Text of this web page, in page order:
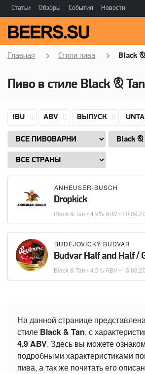
Статьи Обзоры События Новости
Главная Стили пива Black
IBU ABV ВЫПУСК
ANHEUSER-BUSCH
Dropkick
Black & Tan • 4.9% ABV •
BUDĚJOVICKÝ BUDVAR
Budvar Half and Half /
Black & Tan • 4.9% ABV •
На данной странице
стиле Black & Tan, с
4,9 ABV. Здесь вы можете
подробными характеристиками
пива, а так же почитать его